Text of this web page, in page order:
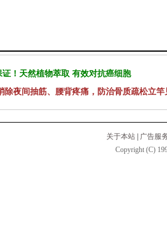
！天然植物萃取 有效对抗癌细胞
除夜间抽筋、腰背疼痛，防治骨质疏松立竿
关于本站
广告服
Copyright (C)